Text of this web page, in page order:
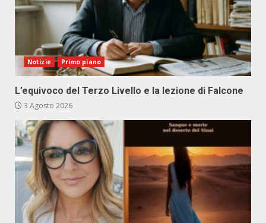
Notizie Primo piano
L’equivoco del Terzo Livello e la lezione di Falcone
3 Agosto 2026